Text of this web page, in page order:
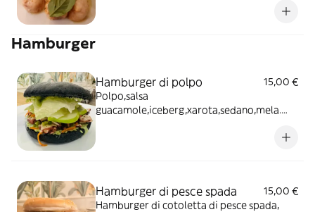
Hamburger
Hamburger di polpo
15,00 €
Polpo,salsa
guacamole,iceberg,xarota,sedano,mela.
Hamburger di pesce spada
15,00 €
Hamburger di cotoletta di pesce spada,